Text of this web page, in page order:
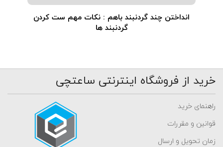
انداختن چند گردنبند باهم : نکات مهم ست کردن
گردنبند ها
خرید از فروشگاه اینترنتی ساعتچی
راهنمای خرید
قوانین و مقررات
زمان تحویل و ارسال